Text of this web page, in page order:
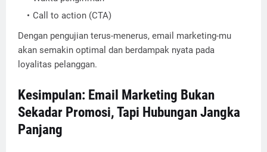
Call to action (CTA)
Dengan pengujian terus-menerus, email marketing-mu
akan semakin optimal dan berdampak nyata pada
loyalitas pelanggan.
Kesimpulan: Email Marketing Bukan
Sekadar Promosi, Tapi Hubungan Jangka
Panjang